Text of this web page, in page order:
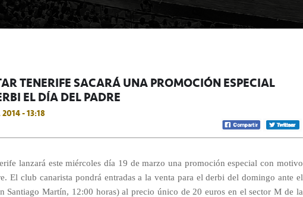
TENERIFE SACARÁ UNA PROMOCIÓN ESPECIAL
EL DÍA DEL PADRE
- 13:18
lanzará este miércoles día 19 de marzo una promoción especial con motivo
El club canarista pondrá entradas a la venta para el derbi del domingo ante el
Santiago Martín, 12:00 horas) al precio único de 20 euros en el sector M de la